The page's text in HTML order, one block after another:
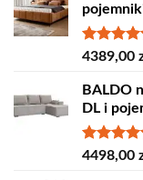
Oceniono
4389,00
BALDO
DL i
Oceniono
4498,00